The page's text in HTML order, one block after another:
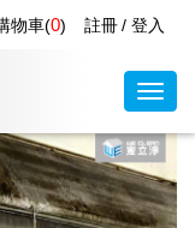
註冊 登入
物車(0)